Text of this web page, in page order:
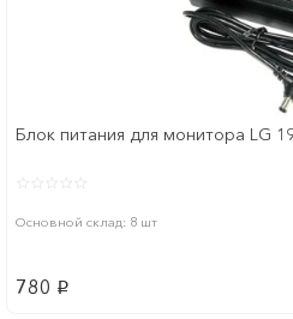
Блок питания для монитора LG
Основной склад: 8 шт
780 p